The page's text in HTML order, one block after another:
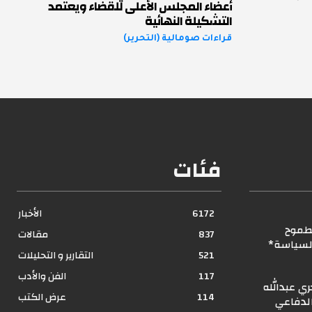
أعضاء المجلس الأعلى للقضاء ويعتمد
التشكيلة النهائية
قراءات صومالية (التحرير)
فئات
الأخبار
6172
مقالات
837
التقارير و التحليلات
521
الفن والأدب
117
عرض الكتب
114
عبدالله